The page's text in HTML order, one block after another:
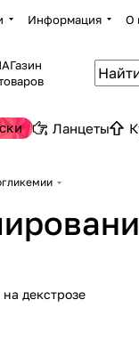
Информация О
Ланцеты
декстрозе